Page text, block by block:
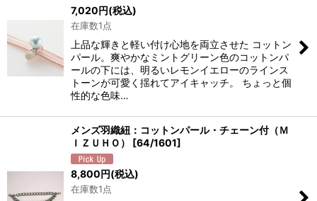
7,020円(税込)
在庫数1点
上品な輝きと軽い付け心地を両立させた コットン
パール。爽やかなミントグリーン色のコットンパ
ールの下には、明るいレモンイエローのラインス
トーンが可愛く揺れてアイキャッチ。 ちょっと個
性的な色味…
メンズ羽織紐：コットンパール・チェーン付（Ｍ
ＩＺＵＨＯ）
[64/1601]
8,800円(税込)
在庫数1点